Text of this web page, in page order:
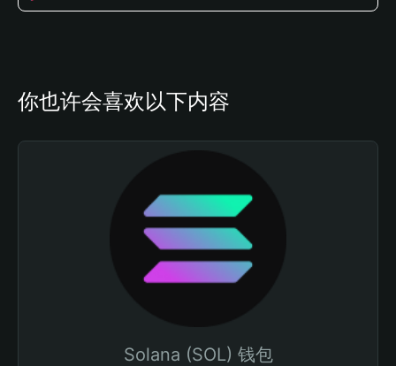
你也许会喜欢以下内容
Solana (SOL) 钱包